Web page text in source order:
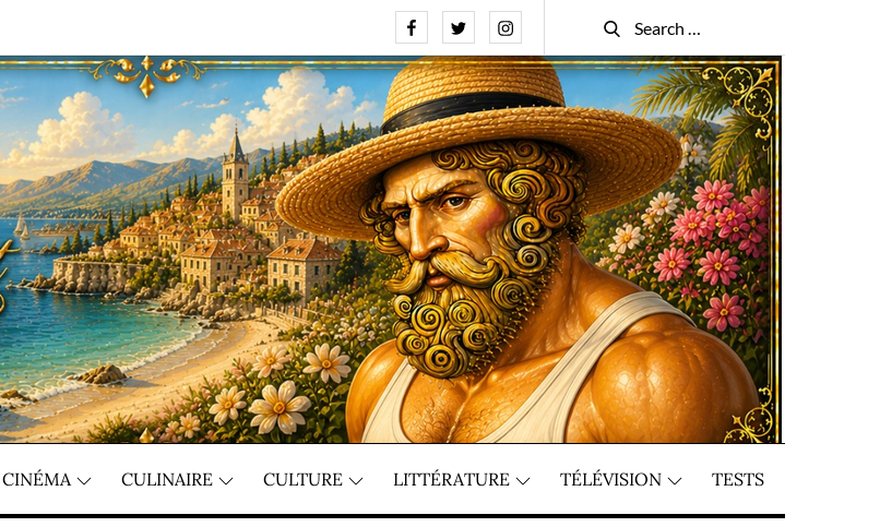
FacebookTwitterInstagram
Search
for:
Search
CINÉMA CULINAIRE CULTURE LITTÉRATURE TÉLÉVISION TESTS